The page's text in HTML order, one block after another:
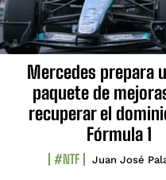
Mercedes prepara
paquete de
recuperar el
Fórmula 1
#NTF Juan José